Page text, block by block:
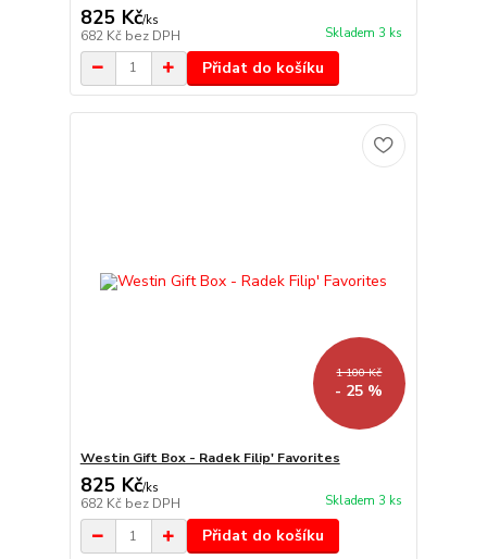
825 Kč/ks
682 Kč bez DPH Skladem 3 ks
Přidat do košíku
1 100 Kč
- 25 %
Westin Gift Box - Radek Filip' Favorites
825 Kč/ks
682 Kč bez DPH Skladem 3 ks
Přidat do košíku